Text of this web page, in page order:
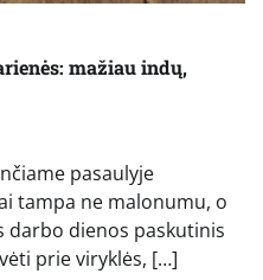
mažiau indų,
pasaulyje
tampa ne malonumu, o
darbo dienos paskutinis
prie viryklės, […]